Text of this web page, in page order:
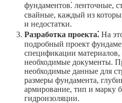
фундаментов⁚ ленточные,
свайные, каждый из
и недостатки.
Разработка проекта⁚ На
подробный проект
спецификации материалов,
необходимые документы.
необходимые данные для
размеры фундамента,
армирование, тип и марку
гидроизоляции.